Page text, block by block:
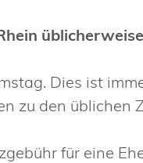
Dies ist
zu den üblichen
für eine